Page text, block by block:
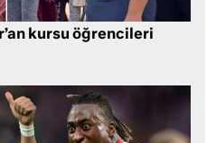
kursu öğrencileri